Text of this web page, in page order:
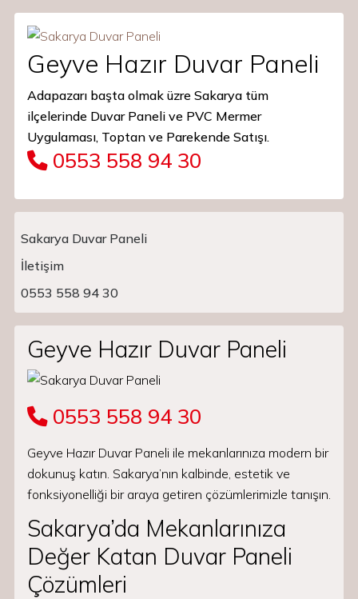
Geyve Hazır Duvar Paneli
Adapazarı başta olmak üzre Sakarya tüm
ilçelerinde Duvar Paneli ve PVC Mermer
Uygulaması, Toptan ve Parekende Satışı.
0553 558 94 30
Main Navigation
Sakarya Duvar Paneli
İletişim
0553 558 94 30
Geyve Hazır Duvar Paneli
0553 558 94 30
Geyve Hazır Duvar Paneli ile mekanlarınıza modern bir
dokunuş katın. Sakarya’nın kalbinde, estetik ve
fonksiyonelliği bir araya getiren çözümlerimizle tanışın.
Sakarya’da Mekanlarınıza
Değer Katan Duvar Paneli
Çözümleri